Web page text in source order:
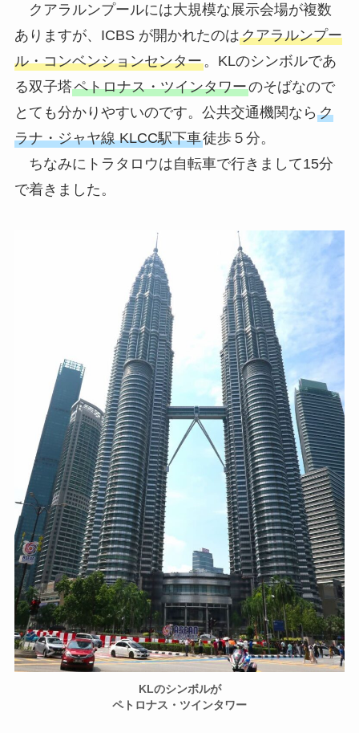
クアラルンプールには大規模な展示会場が複数
ありますが、ICBS が開かれたのはクアラルンプー
ル・コンベンションセンター。KLのシンボルであ
る双子塔ペトロナス・ツインタワーのそばなので
とても分かりやすいのです。公共交通機関なら ク
ラナ・ジャヤ線 KLCC駅下車徒歩５分。
ちなみにトラタロウは自転車で行きまして15分
で着きました。
KLのシンボルが
ペトロナス・ツインタワー